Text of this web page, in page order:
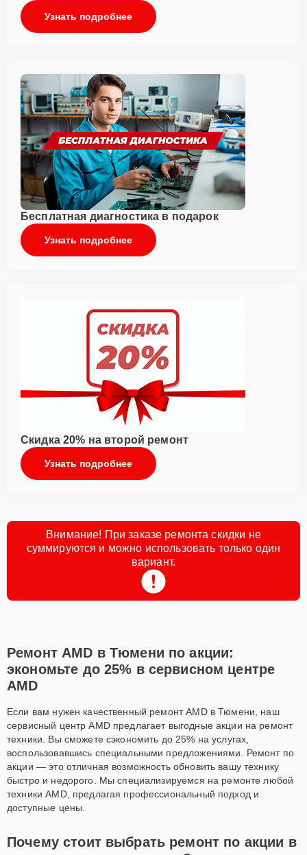
Узнать подробнее
Бесплатная диагностика в подарок
Узнать подробнее
Скидка 20% на второй ремонт
Узнать подробнее
Внимание! При заказе ремонта скидки не
суммируются и можно использовать только один
вариант.
Ремонт AMD в Тюмени по акции:
экономьте до 25% в сервисном центре
AMD
Если вам нужен качественный ремонт AMD в Тюмени, наш
сервисный центр AMD предлагает выгодные акции на ремонт
техники. Вы сможете сэкономить до 25% на услугах,
воспользовавшись специальными предложениями. Ремонт по
акции — это отличная возможность обновить вашу технику
быстро и недорого. Мы специализируемся на ремонте любой
техники AMD, предлагая профессиональный подход и
доступные цены.
Почему стоит выбрать ремонт по акции в